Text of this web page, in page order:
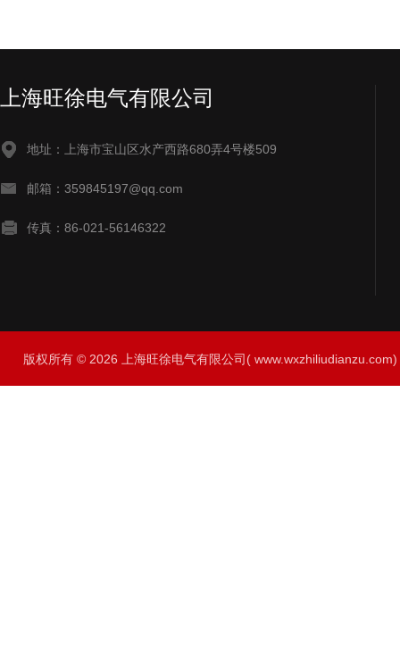
上海旺徐电气有限公司
地址：上海市宝山区水产西路680弄4号楼509
邮箱：359845197@qq.com
传真：86-021-56146322
版权所有 © 2026 上海旺徐电气有限公司(